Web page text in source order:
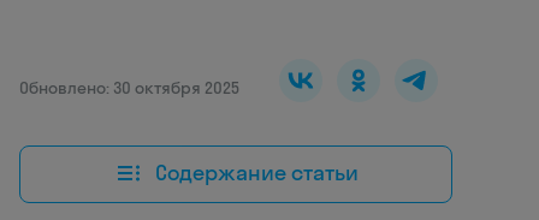
Обновлено: 30 октября 2025
Содержание статьи